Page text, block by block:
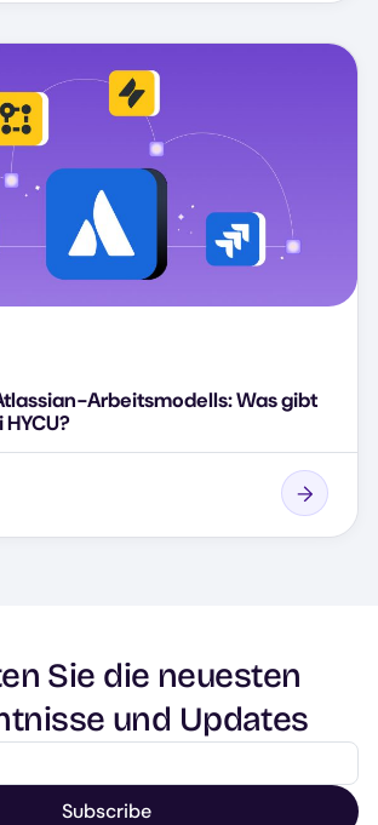
Arbeitsmodells: Was gibt
Sie die neuesten
und Updates
Subscribe